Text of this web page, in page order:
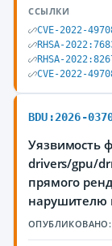
ССЫЛКИ
CVE-2022-
RHSA-
RHSA-
CVE-2022-
BDU:2026-
Уязвимость
drivers/gpu/
прямого
нарушителю
ОПУБЛИКОВАНО: